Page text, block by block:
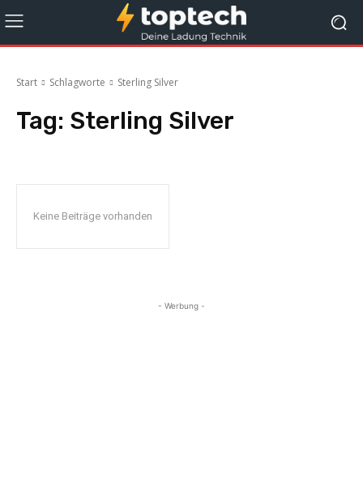
Start Schlagworte Sterling Silver
Tag: Sterling Silver
Keine Beiträge vorhanden
- Werbung -